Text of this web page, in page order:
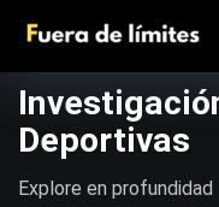
Deportivas
Explore en profundidad